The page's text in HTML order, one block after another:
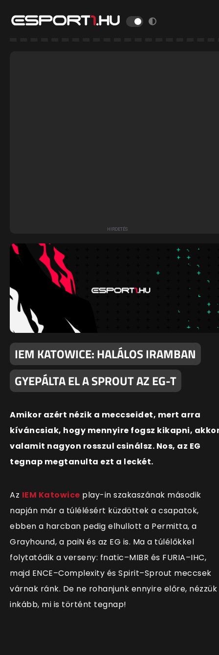
IEM KATOWICE: HALÁLOS IRAMBAN
GYEPÁLTA EL A SPROUT AZ EG-T
Amikor azért nézik a meccseidet, mert arra
kíváncsiak, hogy mennyire fogsz kikapni,
valamit nagyon rosszul csinálsz. Nos, az EG
tegnap megtanulta ezt a leckét.
Az IEM Katowice play-in szakaszának második
napján már a túlélésért küzdöttek a csapatok,
ebben a harcban pedig elhullott a Permitta, a
Grayhound, a paiN és az EG is. Ma a túlélőkkel
folytatódik a verseny: fnatic–MIBR és FURIA–IHC,
majd ENCE–Complexity és Spirit–Sprout meccsek
várnak ránk. De ne rohanjunk ennyire előre, nézzük
inkább, mi is történt tegnap!